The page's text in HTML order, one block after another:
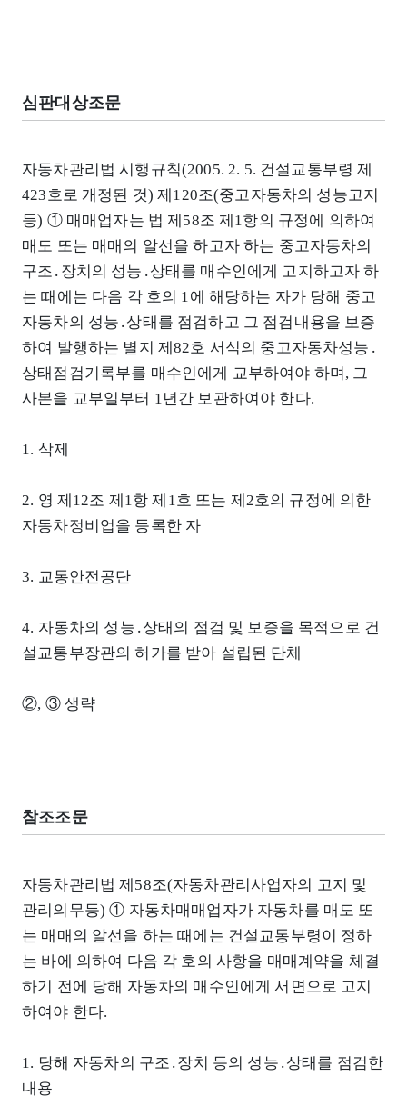
심판대상조문
자동차관리법 시행규칙(2005. 2. 5. 건설교통부령 제
423호로 개정된 것) 제120조(중고자동차의 성능고지
등) ① 매매업자는 법 제58조 제1항의 규정에 의하여
매도 또는 매매의 알선을 하고자 하는 중고자동차의
구조․장치의 성능․상태를 매수인에게 고지하고자 하
는 때에는 다음 각 호의 1에 해당하는 자가 당해 중고
자동차의 성능․상태를 점검하고 그 점검내용을 보증
하여 발행하는 별지 제82호 서식의 중고자동차성능․
상태점검기록부를 매수인에게 교부하여야 하며, 그
사본을 교부일부터 1년간 보관하여야 한다.
1. 삭제
2. 영 제12조 제1항 제1호 또는 제2호의 규정에 의한
자동차정비업을 등록한 자
3. 교통안전공단
4. 자동차의 성능․상태의 점검 및 보증을 목적으로 건
설교통부장관의 허가를 받아 설립된 단체
②, ③ 생략
참조조문
자동차관리법 제58조(자동차관리사업자의 고지 및
관리의무등) ① 자동차매매업자가 자동차를 매도 또
는 매매의 알선을 하는 때에는 건설교통부령이 정하
는 바에 의하여 다음 각 호의 사항을 매매계약을 체결
하기 전에 당해 자동차의 매수인에게 서면으로 고지
하여야 한다.
1. 당해 자동차의 구조․장치 등의 성능․상태를 점검한
내용